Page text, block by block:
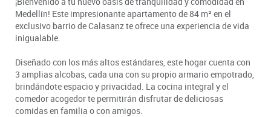
Medellín! Este impresionante apartamento de 84 m² en el
exclusivo barrio de Calasanz te ofrece una experiencia de vida
inigualable.
Diseñado con los más altos estándares, este hogar cuenta con
3 amplias alcobas, cada una con su propio armario empotrado,
brindándote espacio y privacidad. La cocina integral y el
comedor acogedor te permitirán disfrutar de deliciosas
comidas en familia o con amigos.